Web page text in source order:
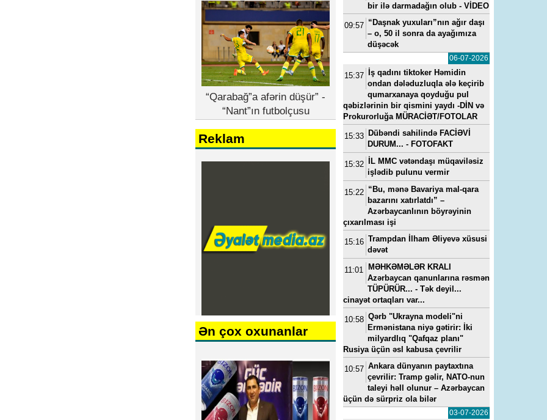
“Qarabağ”a afərin düşür” -
“Nant”ın futbolçusu
Reklam
Ən çox oxunanlar
bir ilə darmadağın olub - VİDEO
09:57 “Daşnak yuxuları”nın ağır daşı
– o, 50 il sonra da ayağımıza
düşəcək
06-07-2026
15:37
İş qadını tiktoker Həmidin
ondan dələduzluqla ələ keçirib
qumarxanaya qoyduğu pul
qəbizlərinin bir qismini yaydı -DİN və
Prokurorluğa MÜRACİƏT/FOTOLAR
15:33 Dübəndi sahilində FACİƏVİ
DURUM... - FOTOFAKT
15:32
İL MMC vətəndaşı müqaviləsiz
işlədib pulunu vermir
15:22 “Bu, mənə Bavariya mal-qara
bazarını xatırlatdı” –
Azərbaycanlının böyrəyinin
çıxarılması işi
15:16 Trampdan İlham Əliyevə xüsusi
dəvət
11:01
MƏHKƏMƏLƏR KRALI
Azərbaycan qanunlarına rəsmən
TÜPÜRÜR... - Tək deyil...
cinayət ortaqları var...
10:58 Qərb "Ukrayna modeli"ni
Ermənistana niyə gətirir: İki
milyardlıq "Qafqaz planı"
Rusiya üçün əsl kabusa çevrilir
10:57 Ankara dünyanın paytaxtına
çevrilir: Tramp gəlir, NATO-nun
taleyi həll olunur – Azərbaycan
üçün də sürpriz ola bilər
03-07-2026